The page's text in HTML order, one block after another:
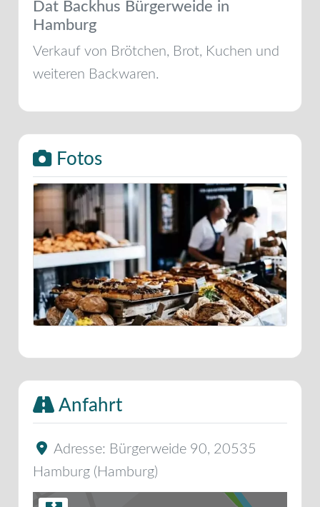
Dat Backhus Bürgerweide in
Hamburg
Verkauf von Brötchen, Brot, Kuchen und
weiteren Backwaren.
Fotos
Anfahrt
Adresse: Bürgerweide 90, 20535
Hamburg ( Hamburg)